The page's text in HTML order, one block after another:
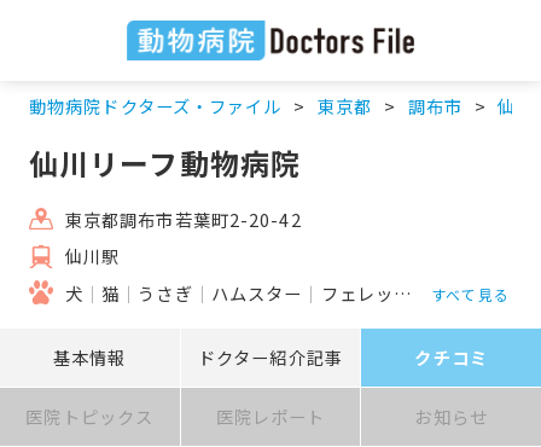
動物病院ドクターズ・ファイル 東京都 調布市 仙川
仙川リーフ動物病院
東京都調布市若葉町2-20-42
仙川駅
犬
猫 うさぎ ハムスター フェレット 小鳥
すべて見る
基本情報 ドクター紹介記事 クチコミ
医院トピックス 医院レポート お知らせ